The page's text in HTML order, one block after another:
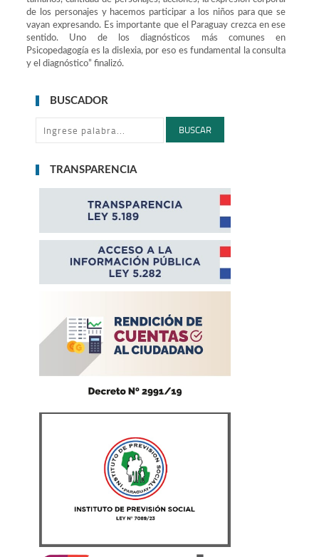
de los personajes y hacemos participar a los niños para que se
vayan expresando. Es importante que el Paraguay crezca en ese
sentido. Uno de los diagnósticos más comunes en
Psicopedagogía es la dislexia, por eso es fundamental la consulta
y el diagnóstico” finalizó.
BUSCADOR
BUSCAR
TRANSPARENCIA